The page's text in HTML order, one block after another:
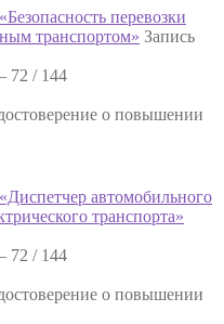
перевозки
транспортом» Запись
72 / 144
о повышении
автомобильного
транспорта»
72 / 144
о повышении